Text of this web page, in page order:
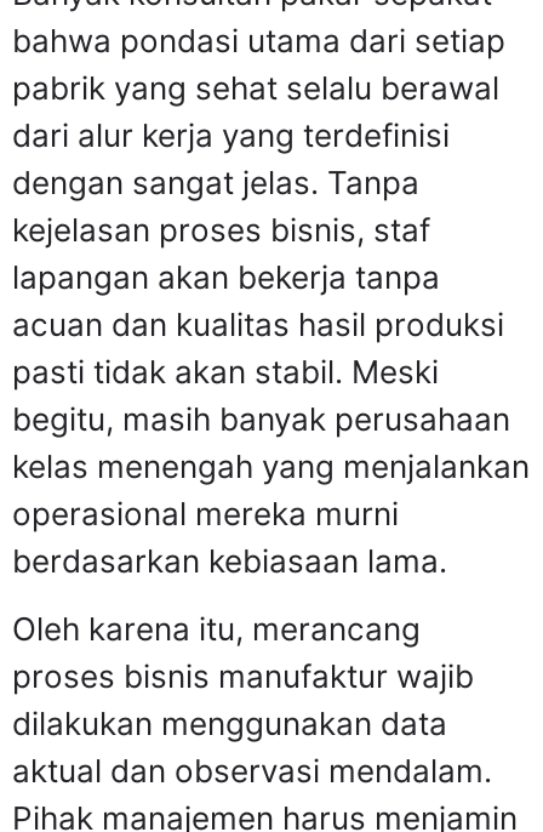
bahwa pondasi utama dari setiap
pabrik yang sehat selalu berawal
dari alur kerja yang terdefinisi
dengan sangat jelas. Tanpa
kejelasan proses bisnis, staf
lapangan akan bekerja tanpa
acuan dan kualitas hasil produksi
pasti tidak akan stabil. Meski
begitu, masih banyak perusahaan
kelas menengah yang menjalankan
operasional mereka murni
berdasarkan kebiasaan lama.
Oleh karena itu, merancang
proses bisnis manufaktur wajib
dilakukan menggunakan data
aktual dan observasi mendalam.
Pihak manajemen harus menjamin